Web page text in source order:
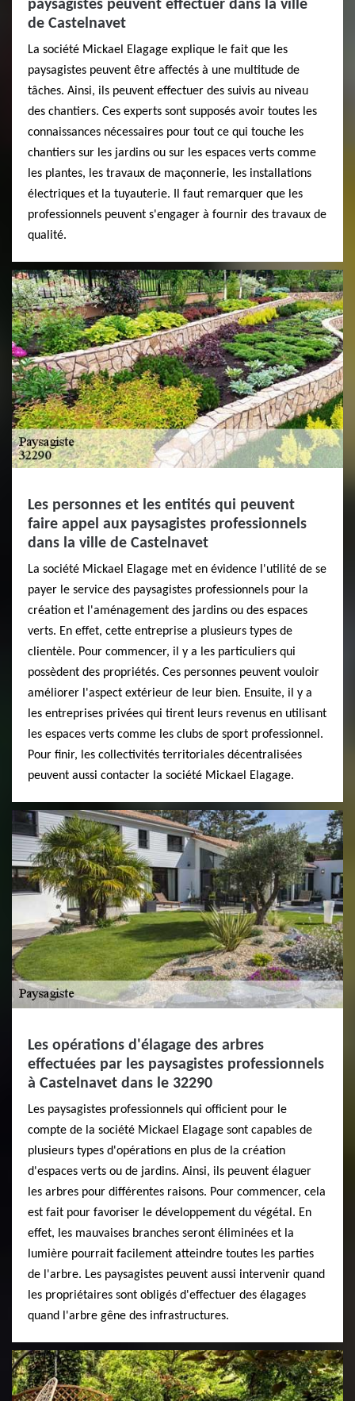
paysagistes peuvent effectuer dans la ville
de Castelnavet
La société Mickael Elagage explique le fait que les
paysagistes peuvent être affectés à une multitude de
tâches. Ainsi, ils peuvent effectuer des suivis au niveau
des chantiers. Ces experts sont supposés avoir toutes les
connaissances nécessaires pour tout ce qui touche les
chantiers sur les jardins ou sur les espaces verts comme
les plantes, les travaux de maçonnerie, les installations
électriques et la tuyauterie. Il faut remarquer que les
professionnels peuvent s'engager à fournir des travaux de
qualité.
Les personnes et les entités qui peuvent
faire appel aux paysagistes professionnels
dans la ville de Castelnavet
La société Mickael Elagage met en évidence l'utilité de se
payer le service des paysagistes professionnels pour la
création et l'aménagement des jardins ou des espaces
verts. En effet, cette entreprise a plusieurs types de
clientèle. Pour commencer, il y a les particuliers qui
possèdent des propriétés. Ces personnes peuvent vouloir
améliorer l'aspect extérieur de leur bien. Ensuite, il y a
les entreprises privées qui tirent leurs revenus en utilisant
les espaces verts comme les clubs de sport professionnel.
Pour finir, les collectivités territoriales décentralisées
peuvent aussi contacter la société Mickael Elagage.
Les opérations d'élagage des arbres
effectuées par les paysagistes professionnels
à Castelnavet dans le 32290
Les paysagistes professionnels qui officient pour le
compte de la société Mickael Elagage sont capables de
plusieurs types d'opérations en plus de la création
d'espaces verts ou de jardins. Ainsi, ils peuvent élaguer
les arbres pour différentes raisons. Pour commencer, cela
est fait pour favoriser le développement du végétal. En
effet, les mauvaises branches seront éliminées et la
lumière pourrait facilement atteindre toutes les parties
de l'arbre. Les paysagistes peuvent aussi intervenir quand
les propriétaires sont obligés d'effectuer des élagages
quand l'arbre gêne des infrastructures.